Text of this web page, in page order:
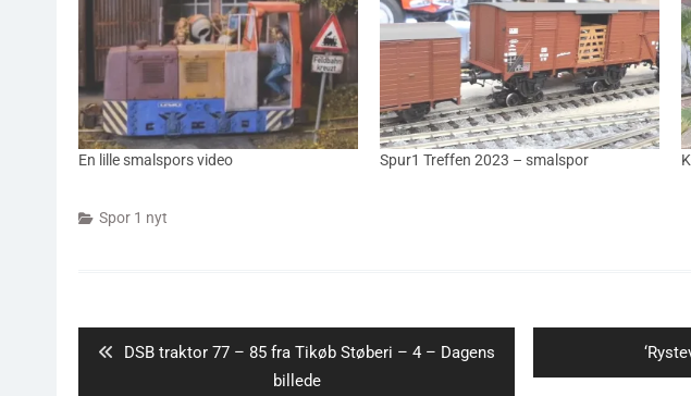
En lille smalspors video Spur1 Treffen 2023 – smalspor
Spor 1 nyt
Previous
DSB traktor 77 – 85 fra Tikøb Støberi – 4 – Dagens
billede
Next
post: